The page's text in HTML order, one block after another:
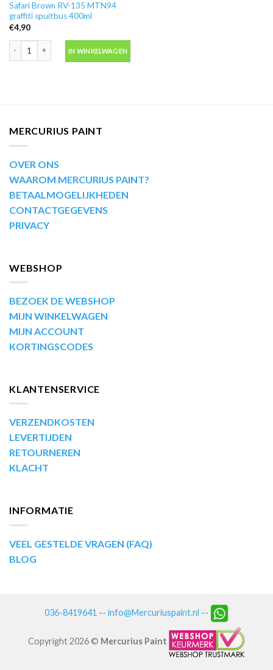
Safari Brown RV-135 MTN94
graffiti spuitbus 400ml
€4,90
IN WINKELWAGEN
MERCURIUS PAINT
OVER ONS
WAAROM MERCURIUS PAINT?
BETAALMOGELIJKHEDEN
CONTACTGEGEVENS
PRIVACY
WEBSHOP
BEZOEK DE WEBSHOP
MIJN WINKELWAGEN
MIJN ACCOUNT
KORTINGSCODES
KLANTENSERVICE
VERZENDKOSTEN
LEVERTIJDEN
RETOURNEREN
KLACHT
INFORMATIE
VEEL GESTELDE VRAGEN (FAQ)
BLOG
036-8419641 -- info@Mercuriuspaint.nl --
Copyright 2026 © Mercurius Paint